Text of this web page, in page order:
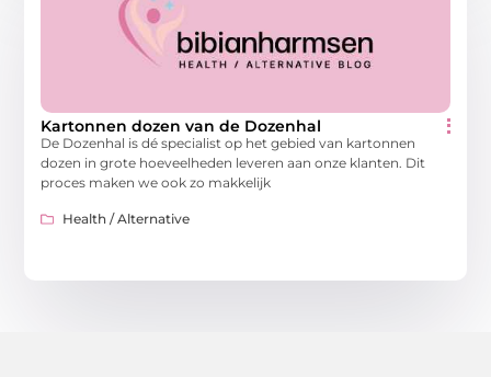
Kartonnen dozen van de Dozenhal
De Dozenhal is dé specialist op het gebied van kartonnen
dozen in grote hoeveelheden leveren aan onze klanten. Dit
proces maken we ook zo makkelijk
Health / Alternative